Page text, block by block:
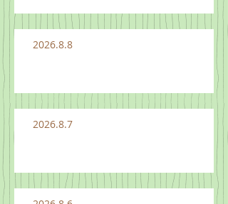
2026.8.8
2026.8.7